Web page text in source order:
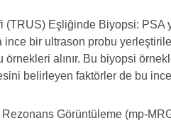
(TRUS) Eşliğinde Biyopsi:
ince bir ultrason probu
alınır. Bu biyopsi
belirleyen faktörler de bu
Görüntüleme (mp-